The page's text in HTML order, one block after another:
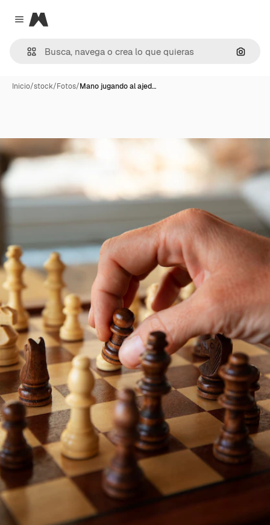
Close menu
Magnific
Inicio/stock/Fotos/Mano jugando al ajed…